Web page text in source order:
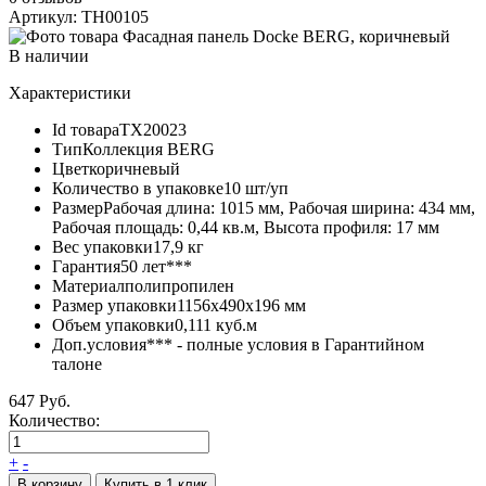
Артикул: TH00105
В наличии
Характеристики
Id товараТХ20023
ТипКоллекция BERG
Цветкоричневый
Количество в упаковке10 шт/уп
РазмерРабочая длина: 1015 мм, Рабочая ширина: 434 мм,
Рабочая площадь: 0,44 кв.м, Высота профиля: 17 мм
Вес упаковки17,9 кг
Гарантия50 лет***
Материалполипропилен
Размер упаковки1156х490х196 мм
Объем упаковки0,111 куб.м
Доп.условия*** - полные условия в Гарантийном
талоне
647 Руб.
Количество:
+ -